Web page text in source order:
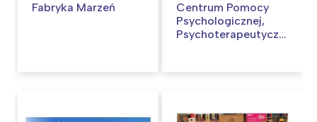
Fabryka Marzeń
Centrum Pomocy
Psychologicznej,
Psychoterapeutycznej